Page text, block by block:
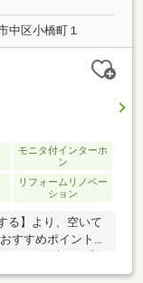
中区小橋町１
モニタ付インターホ
ン
リフォームリノベー
ション
る】より、空いて
すすめポイント*
周辺環境*／岡山電